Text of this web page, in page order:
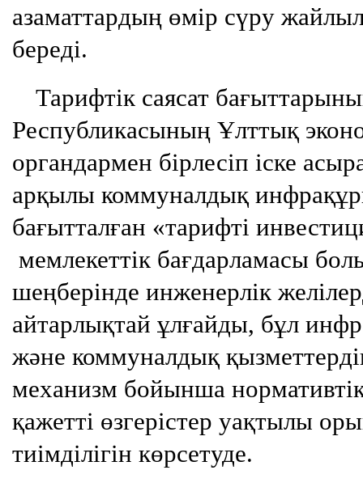
азаматтардың өмір сүру
береді.
Тарифтік саясат
Республикасының Ұлттық
органдармен бірлесіп іске
арқылы коммуналдық
бағытталған «тарифті
мемлекеттік бағдарламасы
шеңберінде инженерлік
айтарлықтай ұлғайды, бұл
және коммуналдық
механизм бойынша
қажетті өзгерістер уақтылы
тиімділігін көрсетуде.